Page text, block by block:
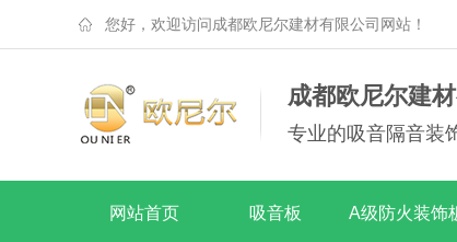
您好，欢迎访问成都欧尼尔建材有限公司网站！
成都欧尼尔建
专业的吸音隔音装
网站首页 吸音板 A级防火装饰